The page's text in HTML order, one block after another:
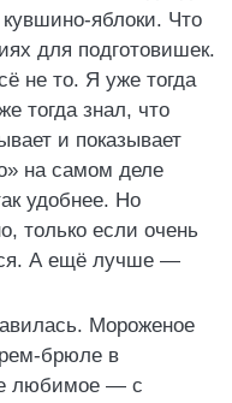
кувшино-яблоки. Что
для подготовишек.
не то. Я уже тогда
тогда знал, что
и показывает
на самом деле
удобнее. Но
только если очень
А ещё лучше —
Мороженое
брюле в
любимое — с